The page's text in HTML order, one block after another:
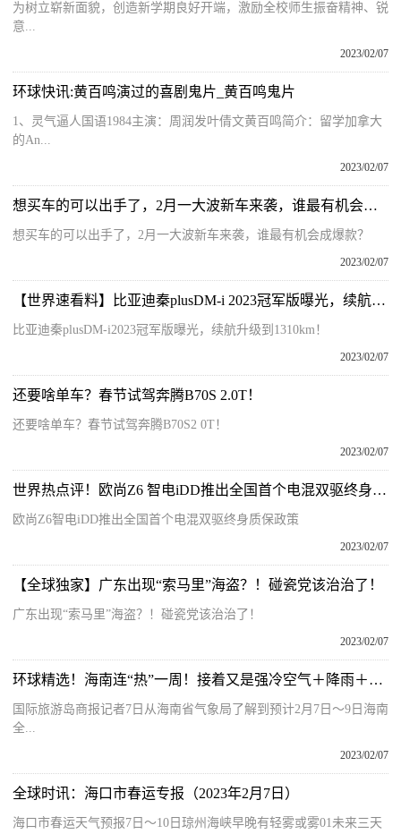
为树立崭新面貌，创造新学期良好开端，激励全校师生振奋精神、锐
意...
2023/02/07
环球快讯:黄百鸣演过的喜剧鬼片_黄百鸣鬼片
1、灵气逼人国语1984主演：周润发叶倩文黄百鸣简介：留学加拿大
的An...
2023/02/07
想买车的可以出手了，2月一大波新车来袭，谁最有机会成爆款？
想买车的可以出手了，2月一大波新车来袭，谁最有机会成爆款？
2023/02/07
【世界速看料】比亚迪秦plusDM-i 2023冠军版曝光，续航升级到1310km！
比亚迪秦plusDM-i2023冠军版曝光，续航升级到1310km！
2023/02/07
还要啥单车？春节试驾奔腾B70S 2.0T！
还要啥单车？春节试驾奔腾B70S2 0T！
2023/02/07
世界热点评！欧尚Z6 智电iDD推出全国首个电混双驱终身质保政策
欧尚Z6智电iDD推出全国首个电混双驱终身质保政策
2023/02/07
【全球独家】广东出现“索马里”海盗？！碰瓷党该治治了！
广东出现“索马里”海盗？！碰瓷党该治治了！
2023/02/07
环球精选！海南连“热”一周！接着又是强冷空气＋降雨＋降温～
国际旅游岛商报记者7日从海南省气象局了解到预计2月7日～9日海南
全...
2023/02/07
全球时讯：海口市春运专报（2023年2月7日）
海口市春运天气预报7日～10日琼州海峡早晚有轻雾或雾01未来三天